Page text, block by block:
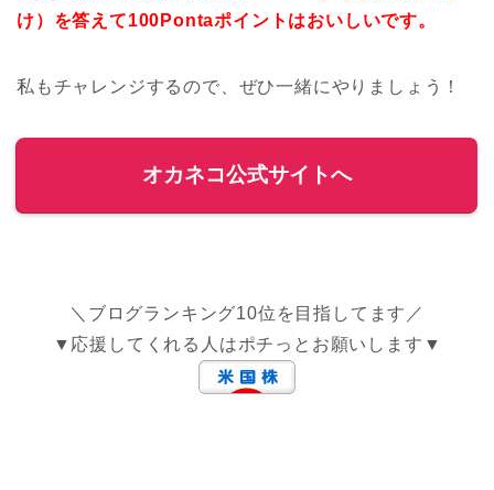
け）を答えて100Pontaポイントはおいしいです。
私もチャレンジするので、ぜひ一緒にやりましょう！
オカネコ公式サイトへ
＼ブログランキング10位を目指してます／
▼応援してくれる人はポチっとお願いします▼